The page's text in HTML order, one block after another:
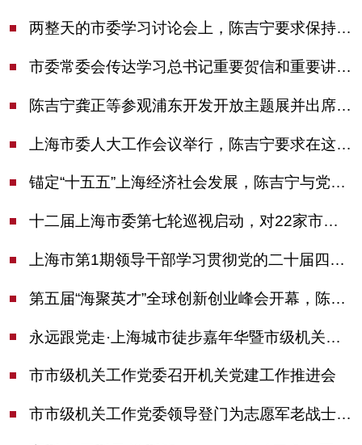
两整天的市委学习讨论会上，陈吉宁要求保持战略定力始终坚定信心善于科学应对
市委常委会传达学习总书记重要贺信和重要讲话精神，研究党建引领物业治理等工作
陈吉宁龚正等参观浦东开发开放主题展并出席座谈会
上海市委人大工作会议举行，陈吉宁要求在这些方面更加奋发有为
锚定“十五五”上海经济社会发展，陈吉宁与党外人士专题协商座谈
十二届上海市委第七轮巡视启动，对22家市管单位开展常规巡视
上海市第1期领导干部学习贯彻党的二十届四中全会精神专题研讨班开班，陈吉宁作专题报告
第五届“海聚英才”全球创新创业峰会开幕，陈吉宁出席并启动新一届大赛
永远跟党走·上海城市徒步嘉年华暨市级机关运动会开幕
市市级机关工作党委召开机关党建工作推进会
市市级机关工作党委领导登门为志愿军老战士佩戴纪念章